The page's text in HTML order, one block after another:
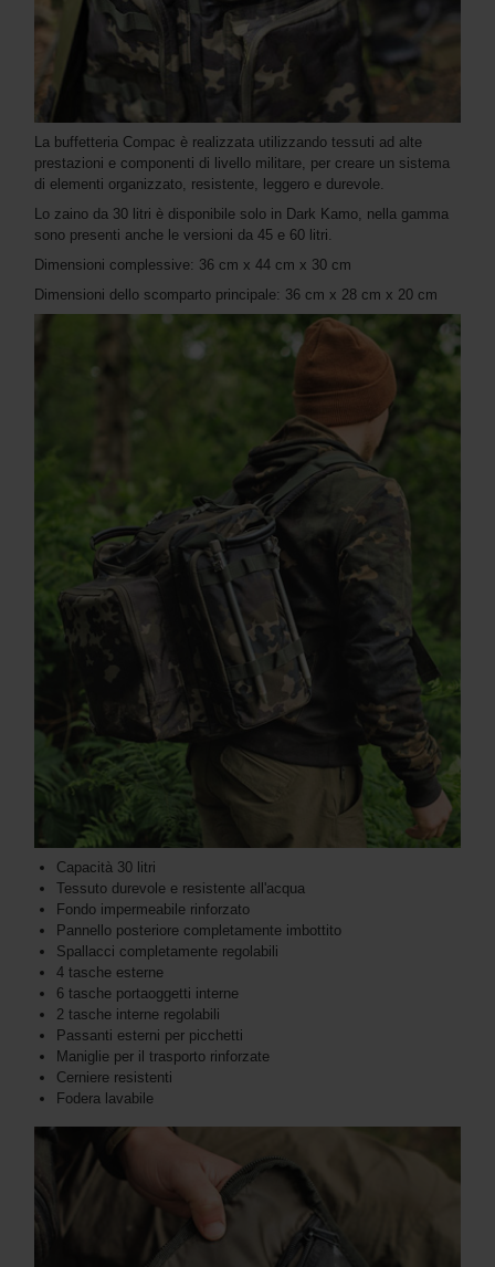
La buffetteria Compac è realizzata utilizzando tessuti ad alte
prestazioni e componenti di livello militare, per creare un sistema
di elementi organizzato, resistente, leggero e durevole.
Lo zaino da 30 litri è disponibile solo in Dark Kamo, nella gamma
sono presenti anche le versioni da 45 e 60 litri.
Dimensioni complessive: 36 cm x 44 cm x 30 cm
Dimensioni dello scomparto principale: 36 cm x 28 cm x 20 cm
Capacità 30 litri
Tessuto durevole e resistente all'acqua
Fondo impermeabile rinforzato
Pannello posteriore completamente imbottito
Spallacci completamente regolabili
4 tasche esterne
6 tasche portaoggetti interne
2 tasche interne regolabili
Passanti esterni per picchetti
Maniglie per il trasporto rinforzate
Cerniere resistenti
Fodera lavabile